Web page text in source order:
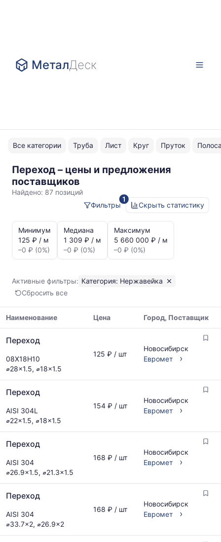
МеталДеск
Все категории Труба Лист Круг Пруток
Переход – цены и предложения
поставщиков
Найдено: 87 позиций
1
Фильтры
Скрыть статистику
динамика
цен:
Переход
минимальная,
медианная
максимальная
цена
прайс-
листов
поставщиков
месяц.
рассчитывается
по
актуальным
предложениям
обновляется
по
мере
обновления
прайс-
листов.
Минимум
125 ₽ / м
–0 ₽ (0%)
Медиана
1 309 ₽ / м
–0 ₽ (0%)
Максимум
5 660 000 ₽ / м
–0 ₽ (0%)
Активные фильтры: Категория: Нержавейка
Сбросить все
цен
металлопрокат
указанием
ГОСТ,
поставщиков
по
запросу
Наименование Цена Город, Поставщик
Переход
08Х18Н10
⌀28x1.5, ⌀18x1.5
125 ₽ / шт
Новосибирск
Евромет
›
Переход
AISI 304L
⌀22x1.5, ⌀18x1.5
154 ₽ / шт
Новосибирск
Евромет
›
Переход
AISI 304
⌀26.9x1.5, ⌀21.3x1.5
168 ₽ / шт
Новосибирск
Евромет
›
Переход
AISI 304
⌀33.7x2, ⌀26.9x2
168 ₽ / шт
Новосибирск
Евромет
›